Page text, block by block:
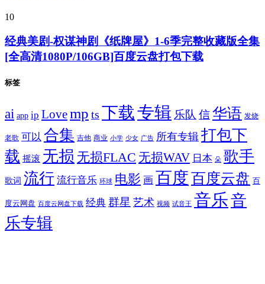
10
经典美剧-权谋神剧《纸牌屋》1-6季完整收藏版全集
[全高清1080P/106GB]百度云盘打包下载
标签
ai app ip Lovemp ts 下载专辑 乐队 信华语 发烧
老歌 可以 合集 吉他 商业 小学 少女 广告 所有专辑 打包下
载 摇滚 无损 无损FLAC 无损WAV 日本 朵 歌手
歌词 流行 流行音乐 环球 电影 画 百度百度云盘 百
度云网盘 百度云网盘下载 经典 群星 艺术 视频 试音王 音乐音
乐专辑